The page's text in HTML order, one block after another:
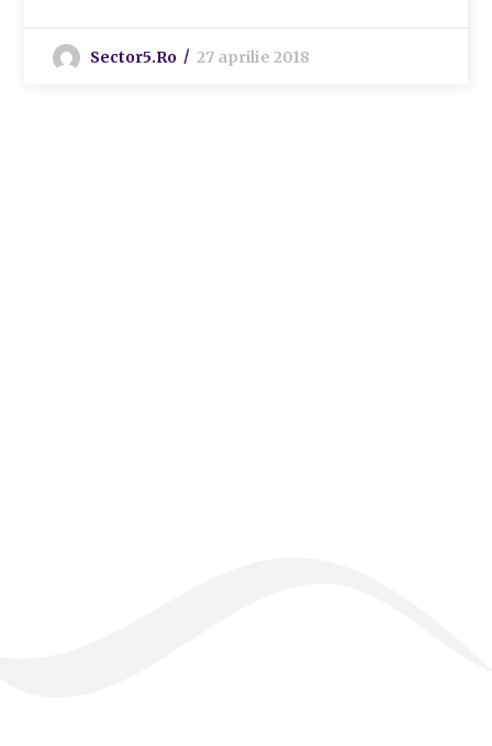
Sector5.ro 27 aprilie 2018